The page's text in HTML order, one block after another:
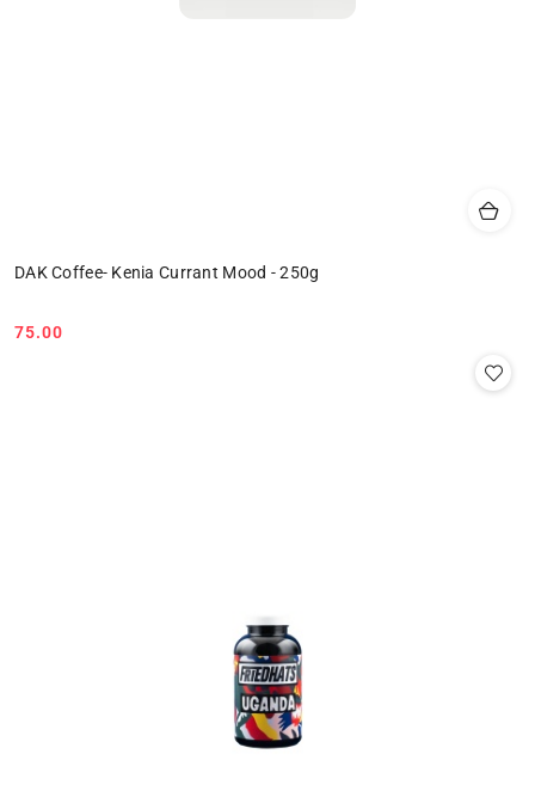
DAK Coffee- Kenia Currant Mood - 250g
Cena:
75.00